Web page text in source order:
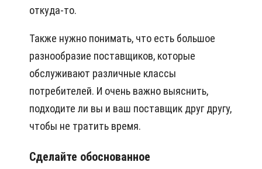
откуда-то.
Также нужно понимать, что есть большое
разнообразие поставщиков, которые
обслуживают различные классы
потребителей. И очень важно выяснить,
подходите ли вы и ваш поставщик друг другу,
чтобы не тратить время.
Сделайте обоснованное